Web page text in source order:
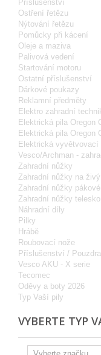
Příslušenství
Ostření řetězu
Nýtování řetězu
Pomůcky při kácení
Oleje a maziva
Palivová vedení
Startování motoru
Ostatní příslušenství
Dárkové poukazy
Reklamní předměty
Elektro zahradní
Elektrická pila Oregon
Elektrická pila Oregon
Elektrická vyvětvovací
Vesco/Archman -
Zahradní nůžky
Zahradní nůžky na
Zahradní nůžky pákové
Zahradní nůžky
Náhradní díly
Pilky
Hrábě
Roubovací nože
Příslušenství / Pouzdra
Vesco AKU - X serie
Tecomec
Oděvy a boty 2026
Typ Vaší pily
VYBERTE TYP